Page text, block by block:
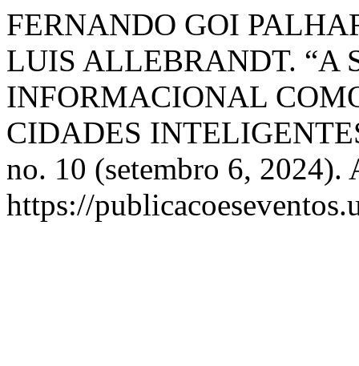
FERNANDO GOI
LUIS ALLEBRANDT. “A
INFORMACIONAL
CIDADES
no. 10 (setembro 6, 2024).
https://